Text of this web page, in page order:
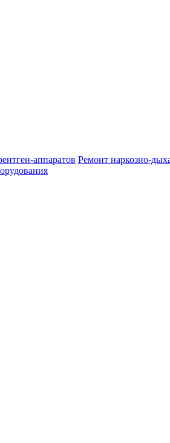
аппаратов Ремонт наркозно-